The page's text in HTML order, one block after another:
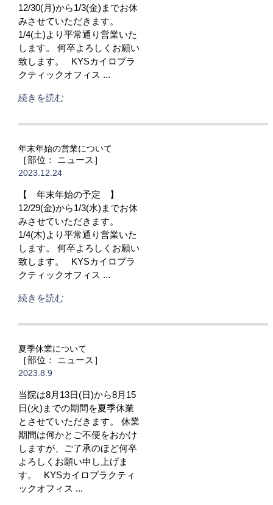
12/30(月)から1/3(金)までお休
みさせていただきます。
1/4(土)より平常通り営業いた
します。 何卒よろしくお願い
致します。 KYSカイロプラ
クティックオフィス ...
続きを読む
年末年始の営業について
［部位： ニュース］
2023.12.24
【 年末年始の予定 】
12/29(金)から1/3(水)までお休
みさせていただきます。
1/4(木)より平常通り営業いた
します。 何卒よろしくお願い
致します。 KYSカイロプラ
クティックオフィス ...
続きを読む
夏季休業について
［部位： ニュース］
2023.8.9
当院は8月13日(日)から8月15
日(火)までの期間を夏季休業
とさせていただきます。 休業
期間は何かとご不便をおかけ
しますが、ご了承のほど何卒
よろしくお願い申し上げま
す。 KYSカイロプラクティ
ックオフィス ...